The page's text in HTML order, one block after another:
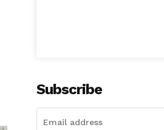
Subscribe